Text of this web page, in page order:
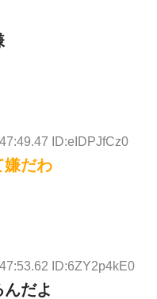
ID:eIDPJfCz0
嫌だわ
ID:6ZY2p4kE0
だよ